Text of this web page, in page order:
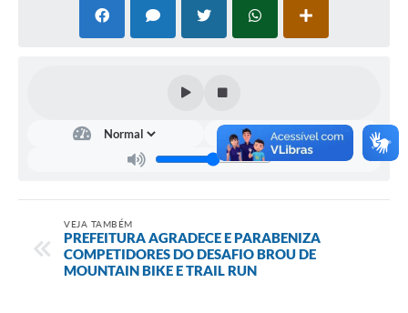
Serviços Online
Diário Oficial
VEJA TAMBÉM
PREFEITURA AGRADECE E PARABENIZA
COMPETIDORES DO DESAFIO BROU DE
MOUNTAIN BIKE E TRAIL RUN